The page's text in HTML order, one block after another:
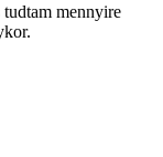
mennyire